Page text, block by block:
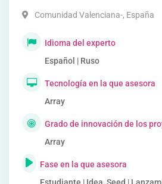
Comunidad Valenciana-, España
Idioma del experto
Español | Ruso
Tecnología en la que asesora
Array
Grado de innovación de los
Array
Fase en la que asesora